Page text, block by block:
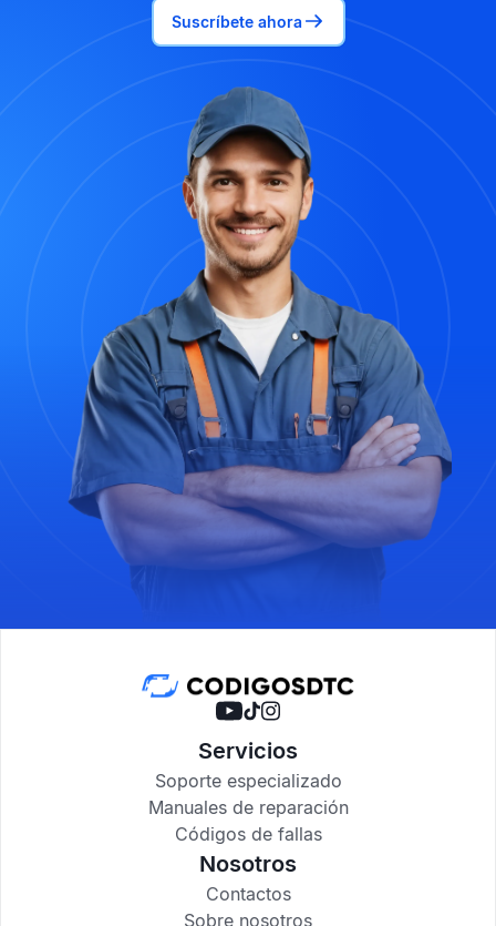
Suscríbete ahora
Servicios
Soporte especializado
Manuales de reparación
Códigos de fallas
Nosotros
Contactos
Sobre nosotros